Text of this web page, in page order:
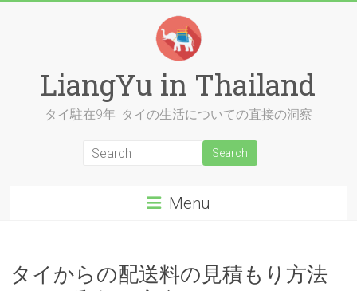
LiangYu in Thailand
タイ駐在9年 |タイの生活についての直接の洞察
Menu
タイからの配送料の見積もり方法